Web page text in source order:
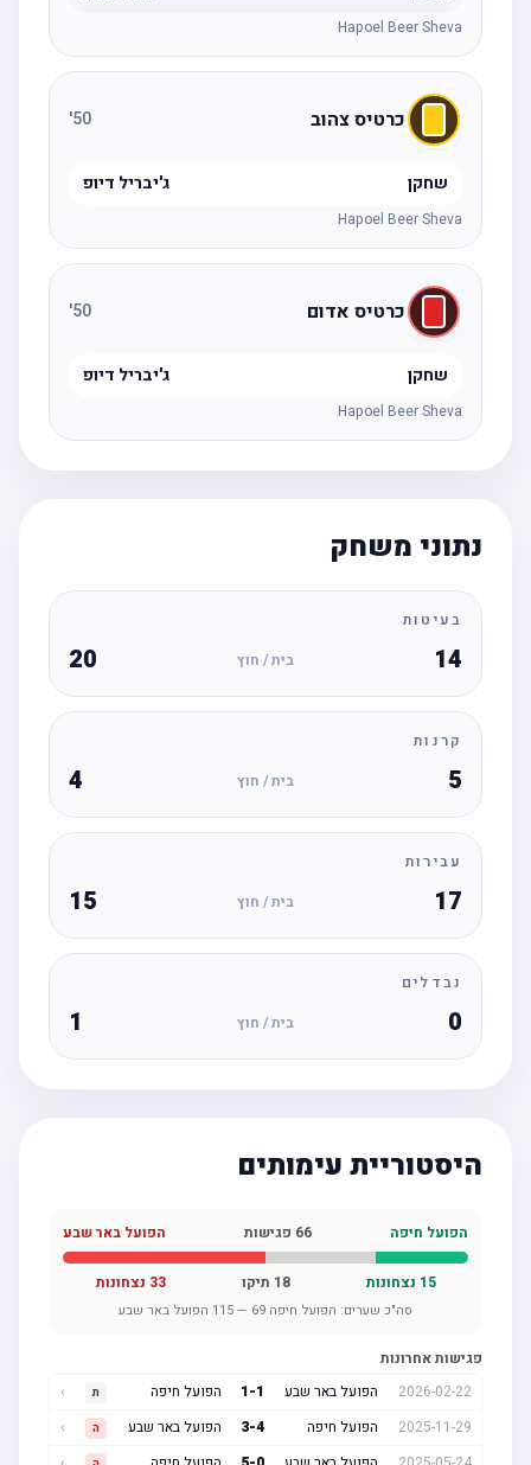
Hapoel Beer Sheva
כרטיס צהוב 50
'
שחקן ג'יבריל דיופ
Hapoel Beer Sheva
כרטיס אדום 50
'
שחקן ג'יבריל דיופ
Hapoel Beer Sheva
נתוני משחק
בעיטות
14 בית / חוץ 20
קרנות
בית / חוץ
עבירות
17 בית / חוץ 15
נבדלים
בית / חוץ
היסטוריית עימותים
הפועל חיפה 66פגישות הפועל באר שבע
15נצחונות 18תיקו 33נצחונות
סה"כ שערים:הפועל חיפה 69
—
115הפועל באר שבע
פגישות אחרונות
2026-02-22
הפועל באר שבע 1 הפועל חיפה
2025-11-29
הפועל חיפה 3 הפועל באר שבע